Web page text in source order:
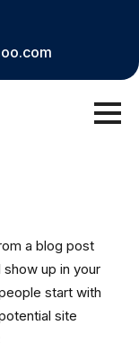
a blog post
up in your
start with
site